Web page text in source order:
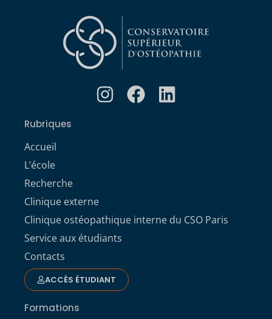
Rubriques
Accueil
L’école
Recherche
Clinique externe
Clinique ostéopathique interne du CSO Paris
Service aux étudiants
Contacts
ACCÈS ÉTUDIANT
Formations